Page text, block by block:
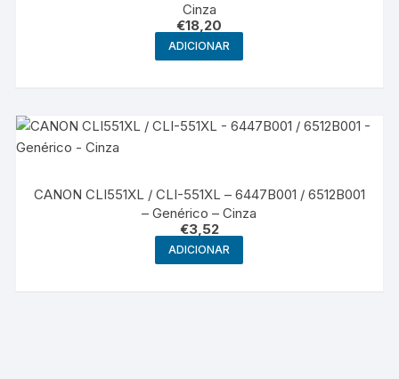
Cinza
€18,20
ADICIONAR
CANON CLI551XL / CLI-551XL – 6447B001 / 6512B001
– Genérico – Cinza
€3,52
ADICIONAR